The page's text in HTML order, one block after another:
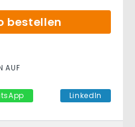
bestellen
AUF
LinkedIn